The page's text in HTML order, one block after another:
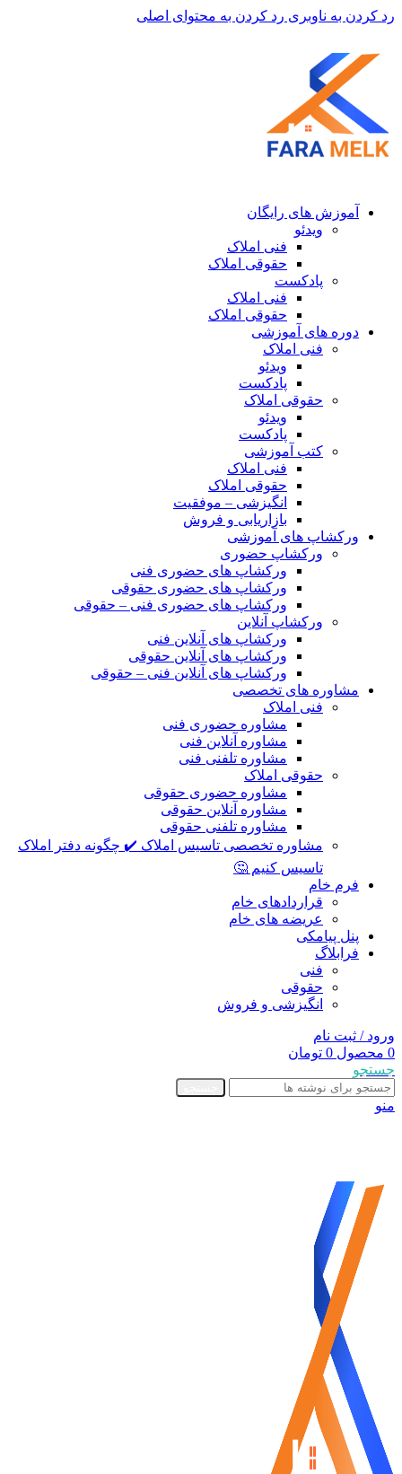
رد کردن به ناوبری رد کردن به محتوای اصلی
آموزش های رایگان
ویدئو
فنی املاک
حقوقی املاک
پادکست
فنی املاک
حقوقی املاک
دوره های آموزشی
فنی املاک
ویدئو
پادکست
حقوقی املاک
ویدئو
پادکست
کتب آموزشی
فنی املاک
حقوقی املاک
انگیزشی – موفقیت
بازاریابی و فروش
ورکشاپ های آموزشی
ورکشاپ حضوری
ورکشاپ های حضوری فنی
ورکشاپ های حضوری حقوقی
ورکشاپ های حضوری فنی – حقوقی
ورکشاپ آنلاین
ورکشاپ های آنلاین فنی
ورکشاپ های آنلاین حقوقی
ورکشاپ های آنلاین فنی – حقوقی
مشاوره های تخصصی
فنی املاک
مشاوره حضوری فنی
مشاوره آنلاین فنی
مشاوره تلفنی فنی
حقوقی املاک
مشاوره حضوری حقوقی
مشاوره آنلاین حقوقی
مشاوره تلفنی حقوقی
مشاوره تخصصی تاسیس املاک ✔️ چگونه دفتر املاک
تاسیس کنیم 🤔
فرم خام
قراردادهای خام
عریضه های خام
پنل پیامکی
فرابلاگ
فنی
حقوقی
انگیزشی و فروش
ورود / ثبت نام
0 محصول 0 تومان
جستجو
منو